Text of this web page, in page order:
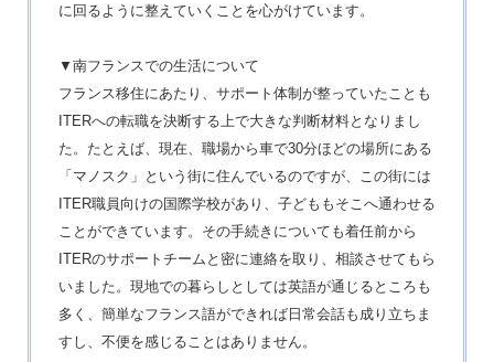
に回るように整えていくことを心がけています。
▼南フランスでの生活について
フランス移住にあたり、サポート体制が整っていたことも
ITERへの転職を決断する上で大きな判断材料となりまし
た。たとえば、現在、職場から車で30分ほどの場所にある
「マノスク」という街に住んでいるのですが、この街には
ITER職員向けの国際学校があり、子どももそこへ通わせる
ことができています。その手続きについても着任前から
ITERのサポートチームと密に連絡を取り、相談させてもら
いました。現地での暮らしとしては英語が通じるところも
多く、簡単なフランス語ができれば日常会話も成り立ちま
すし、不便を感じることはありません。